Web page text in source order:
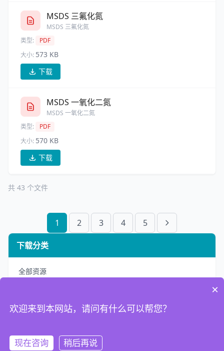
MSDS 三氟化氮
MSDS 三氟化氮
类型:
PDF
大小: 573 KB
下载
MSDS 一氧化二氮
MSDS 一氧化二氮
类型:
PDF
大小: 570 KB
下载
共 43 个文件
1 2 3 4 5
下载分类
全部资源
产品标准
×
欢迎来到本网站，请问有什么可以帮您？
现在咨询 稍后再说